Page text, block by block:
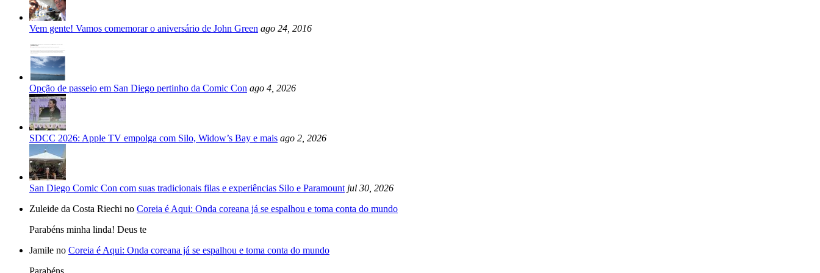
Vem gente! Vamos comemorar o aniversário de John Green ago 24, 2016
Opção de passeio em San Diego pertinho da Comic Con ago 4, 2026
SDCC 2026: Apple TV empolga com Silo, Widow’s Bay e mais ago 2, 2026
San Diego Comic Con com suas tradicionais filas e experiências Silo e Paramount jul 30, 2026
Zuleide da Costa Riechi no Coreia é Aqui: Onda coreana já se espalhou e toma conta do mundo
Parabéns minha linda! Deus te
Jamile no Coreia é Aqui: Onda coreana já se espalhou e toma conta do mundo
Parabéns,